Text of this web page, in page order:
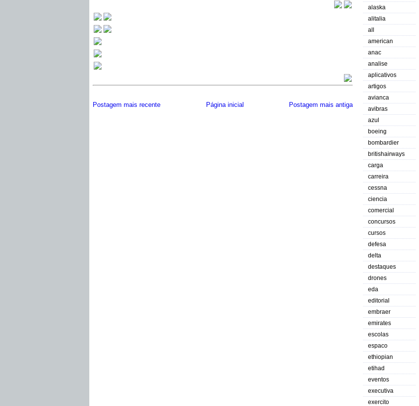
Postagem mais recente Postagem mais antiga
Página inicial
alaska
alitalia
all
american
anac
analise
aplicativos
artigos
avianca
avibras
azul
boeing
bombardier
britishairways
carga
carreira
cessna
ciencia
comercial
concursos
cursos
defesa
delta
destaques
drones
eda
editorial
embraer
emirates
escolas
espaco
ethiopian
etihad
eventos
executiva
exercito